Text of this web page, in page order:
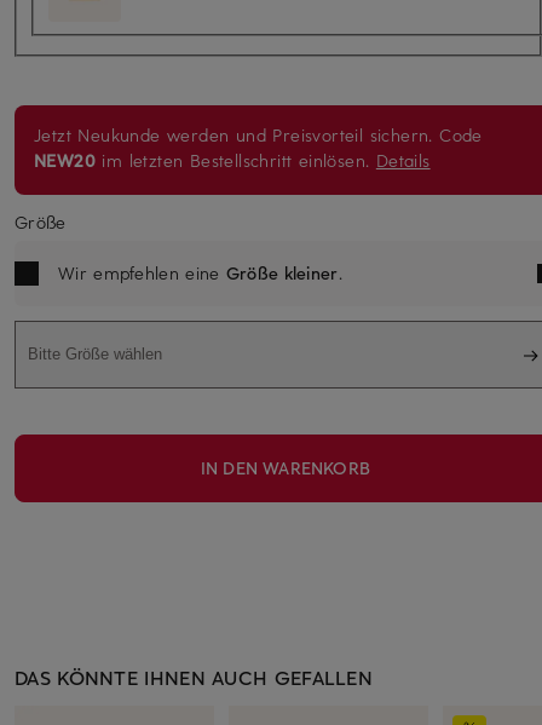
Jetzt Neukunde werden und Preisvorteil sichern. Code
NEW20 im letzten Bestellschritt einlösen. Details
Größe
Wir empfehlen eine Größe kleiner.
Bitte Größe wählen
IN DEN WARENKORB
DAS KÖNNTE IHNEN AUCH GEFALLEN